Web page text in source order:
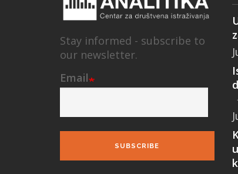
Stay informed - subscribe to
our newsletter.
Email
SUBSCRIBE